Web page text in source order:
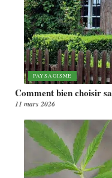
PAYSAGISME
Comment bien choisir
11 mars 2026